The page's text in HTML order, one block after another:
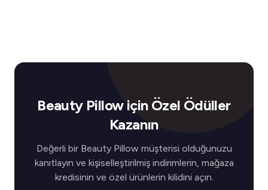
Beauty Pillow için Özel Ödüller
Kazanın
Değerli bir Beauty Pillow müşterisi olduğunuzu
kanıtlayın ve kişiselleştirilmiş indirimlerin, mağaza
kredisinin ve özel ürünlerin kilidini açın.